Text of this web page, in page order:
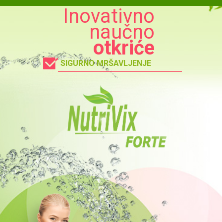
Inovativno
naučno
otkriće
SIGURNO MRŠAVLJENJE